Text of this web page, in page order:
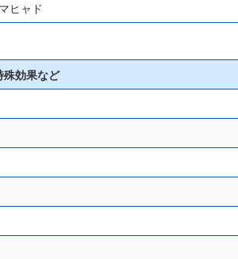
マヒャド
殊効果など